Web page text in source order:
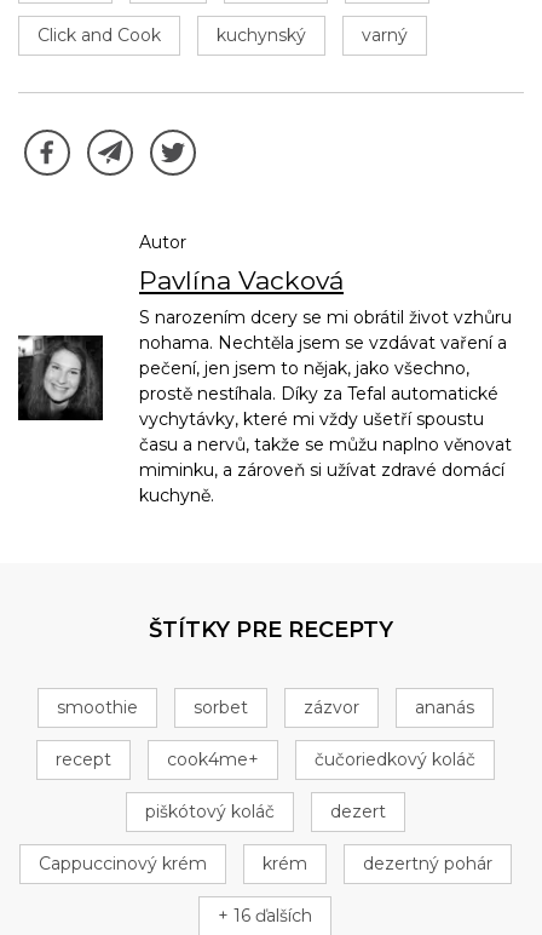
Click and Cook kuchynský varný
Autor
Pavlína Vacková
S narozením dcery se mi obrátil život vzhůru
nohama. Nechtěla jsem se vzdávat vaření a
pečení, jen jsem to nějak, jako všechno,
prostě nestíhala. Díky za Tefal automatické
vychytávky, které mi vždy ušetří spoustu
času a nervů, takže se můžu naplno věnovat
miminku, a zároveň si užívat zdravé domácí
kuchyně.
ŠTÍTKY PRE RECEPTY
smoothie sorbet zázvor ananás
recept cook4me+ čučoriedkový koláč
piškótový koláč dezert
Cappuccinový krém krém dezertný pohár
+ 16 ďalších